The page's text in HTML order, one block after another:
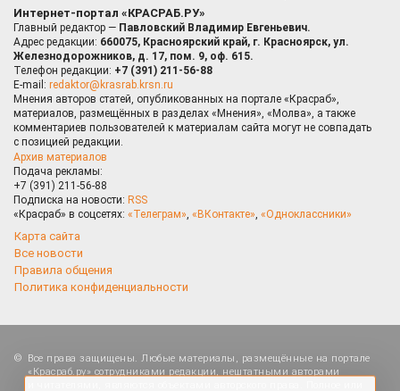
Интернет-портал «КРАСРАБ.РУ»
Главный редактор — Павловский Владимир Евгеньевич.
Адрес редакции: 660075, Красноярский край, г. Красноярск, ул.
Железнодорожников, д. 17, пом. 9, оф. 615.
Телефон редакции: +7 (391) 211-56-88
E-mail: redaktor@krasrab.krsn.ru
Мнения авторов статей, опубликованных на портале «Красраб»,
материалов, размещённых в разделах «Мнения», «Молва», а также
комментариев пользователей к материалам сайта могут не совпадать
с позицией редакции.
Архив материалов
Подача рекламы:
+7 (391) 211-56-88
Подписка на новости: RSS
«Красраб» в соцсетях: «Телеграм», «ВКонтакте», «Одноклассники»
Карта сайта
Все новости
Правила общения
Политика конфиденциальности
Все права защищены. Любые материалы, размещённые на портале
«Красраб.ру» сотрудниками редакции, нештатными авторами
использование cookies, которые применяются для
повышения качества рекомендаций согласно